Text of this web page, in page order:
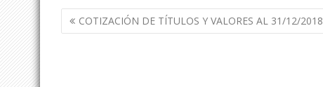
Navegación
de
COTIZACIÓN DE TÍTULOS Y VALORES AL 31/12/2018